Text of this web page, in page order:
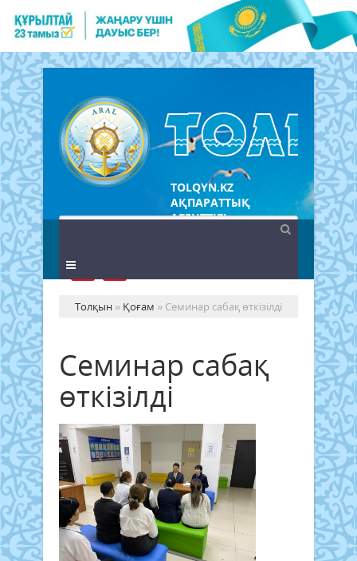
TOLQYN.KZ
АҚПАРАТТЫҚ
АГЕНТТІГІ
Толқын » Қоғам » Семинар сабақ өткізілді
Семинар сабақ
өткізілді